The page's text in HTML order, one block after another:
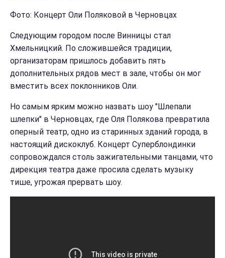
Фото: Концерт Оли Поляковой в Черновцах
Следующим городом после Винницы стал
Хмельницкий. По сложившейся традиции,
организаторам пришлось добавить пять
дополнительных рядов мест в зале, чтобы он мог
вместить всех поклонников Оли.
Но самым ярким можно назвать шоу "Шлепали
шлепки" в Черновцах, где Оля Полякова превратила
оперный театр, одно из старинных зданий города, в
настоящий дискоклуб. Концерт Суперблондинки
сопровождался столь зажигательными танцами, что
дирекция театра даже просила сделать музыку
тише, угрожая прервать шоу.